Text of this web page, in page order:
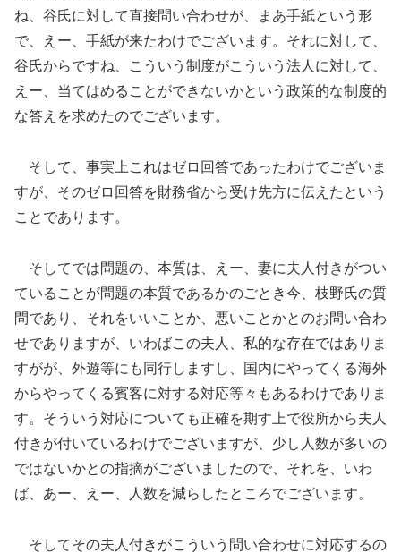
ね、谷氏に対して直接問い合わせが、まあ手紙という形
で、えー、手紙が来たわけでございます。それに対して、
谷氏からですね、こういう制度がこういう法人に対して、
えー、当てはめることができないかという政策的な制度的
な答えを求めたのでございます。
そして、事実上これはゼロ回答であったわけでございま
すが、そのゼロ回答を財務省から受け先方に伝えたという
ことであります。
そしてでは問題の、本質は、えー、妻に夫人付きがつい
ていることが問題の本質であるかのごとき今、枝野氏の質
問であり、それをいいことか、悪いことかとのお問い合わ
せでありますが、いわばこの夫人、私的な存在ではありま
すがが、外遊等にも同行しますし、国内にやってくる海外
からやってくる賓客に対する対応等々もあるわけでありま
す。そういう対応についても正確を期す上で役所から夫人
付きが付いているわけでございますが、少し人数が多いの
ではないかとの指摘がございましたので、それを、いわ
ば、あー、えー、人数を減らしたところでございます。
そしてその夫人付きがこういう問い合わせに対応するの